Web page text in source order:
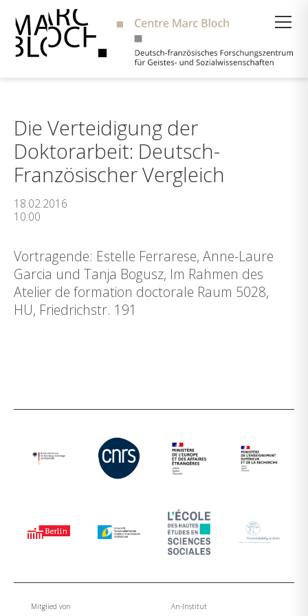
Die Verteidigung der
Doktorarbeit: Deutsch-
Französischer Vergleich
18.02.2016
10:00
Vortragende: Estelle Ferrarese, Anne-Laure
Garcia und Tanja Bogusz, Im Rahmen des
Atelier de formation doctorale Raum 5028,
HU, Friedrichstr. 191
Mitglied von An-Institut